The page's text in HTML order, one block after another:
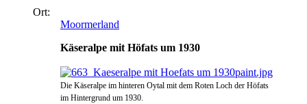
Ort:
Moormerland
Käseralpe mit Höfats um 1930
Die Käseralpe im hinteren Oytal mit dem Roten Loch der Höfats
im Hintergrund um 1930.